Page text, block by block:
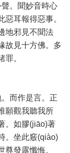
。聞妙音時心
耳報得惡事。
地邪見不聞法
故見十方佛。多
罪。
而作是言。正
願觀我聽我所
。如膠(jiāo)著
。坐此竅(qiào)
發露懺悔。